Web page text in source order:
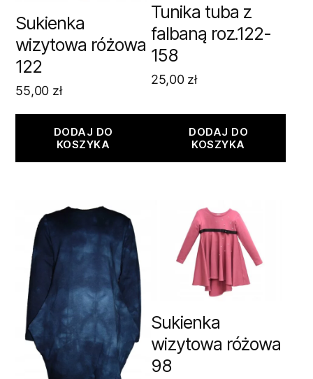
Sukienka
wizytowa różowa
122
55,00 zł
DODAJ DO
KOSZYKA
Tunika tuba z
falbaną roz.122-
158
25,00 zł
DODAJ DO
KOSZYKA
Sukienka
wizytowa różowa
98